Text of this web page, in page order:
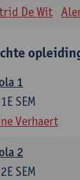
De Wit
1
1E SEM
Verhaert
2
2E SEM